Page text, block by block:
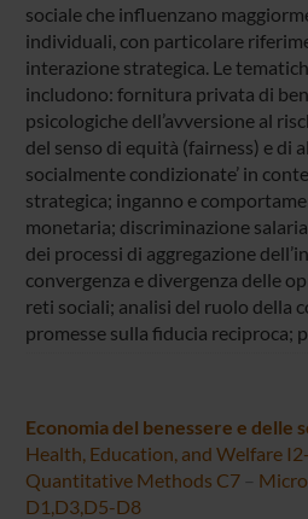
sociale che influenzano
individuali, con particolare
interazione strategica. Le
includono: fornitura privata di
psicologiche dell’avversione al
del senso di equità (fairness) e di
socialmente condizionate’ in
strategica; inganno e
monetaria; discriminazione
dei processi di aggregazione
convergenza e divergenza delle
reti sociali; analisi del ruolo della
promesse sulla fiducia reciproca;
Economia del benessere e delle
Health, Education, and Welfare
Quantitative Methods C7 –
D1,D3,D5-D8